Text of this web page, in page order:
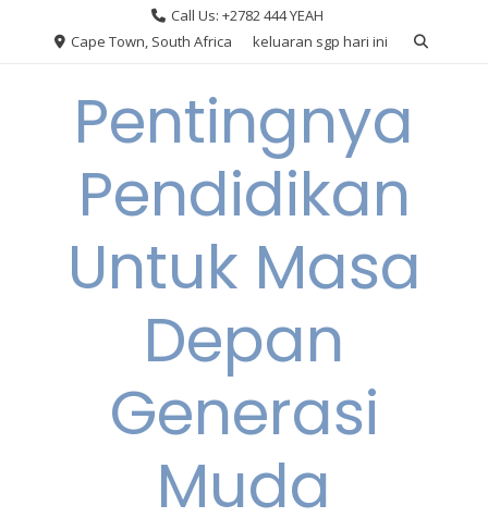
Call Us: +2782 444 YEAH
Cape Town, South Africa
keluaran sgp hari ini
Pentingnya
Pendidikan
Untuk Masa
Depan
Generasi
Muda